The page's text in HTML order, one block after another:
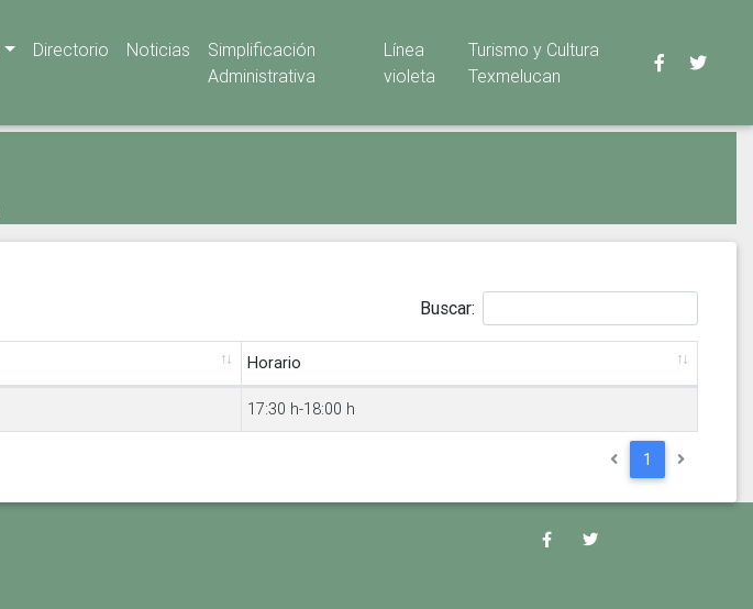
Directorio Noticias
Simplificación
Administrativa
Línea
violeta
Turismo y Cultura
Texmelucan
Buscar:
Horario
17:30 h-18:00 h
1